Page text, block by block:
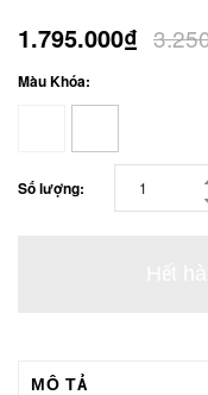
1.795.000₫
Màu Khóa:
Số lượng:
MÔ TẢ